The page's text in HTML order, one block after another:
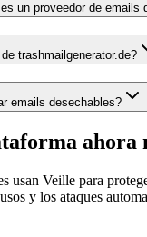
un proveedor de emails
trashmailgenerator.de?
emails desechables?
ahora
usan Veille para
y los ataques